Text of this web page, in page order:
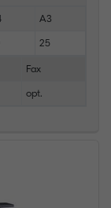
A3
25
Fax
opt.